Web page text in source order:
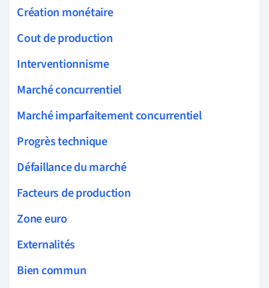
Création monétaire
Cout de production
Interventionnisme
Marché concurrentiel
Marché imparfaitement concurrentiel
Progrès technique
Défaillance du marché
Facteurs de production
Zone euro
Externalités
Bien commun